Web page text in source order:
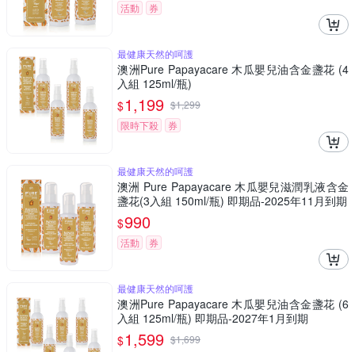
活動 券
最健康天然的呵護
澳洲Pure Papayacare 木瓜嬰兒油含金盞花 (4
入組 125ml/瓶)
$1,199 $1,299
限時下殺
券
最健康天然的呵護
澳洲 Pure Papayacare 木瓜嬰兒滋潤乳液含金
盞花(3入組 150ml/瓶) 即期品-2025年11月到期
$990
活動 券
最健康天然的呵護
澳洲Pure Papayacare 木瓜嬰兒油含金盞花 (6
入組 125ml/瓶) 即期品-2027年1月到期
$1,599 $1,699